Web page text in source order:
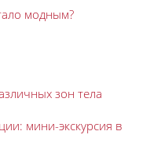
модным?
зон тела
мини-экскурсия в